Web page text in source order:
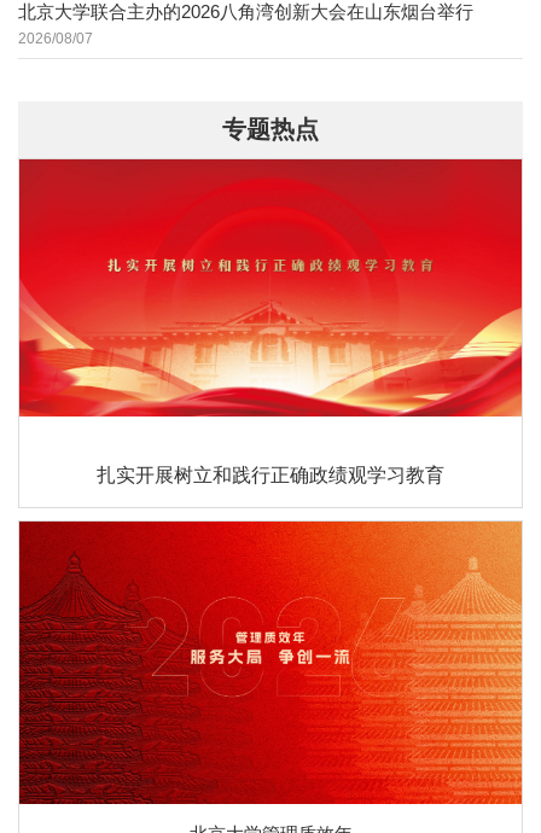
北京大学联合主办的2026八角湾创新大会在山东烟台举行
2026/08/07
专题热点
扎实开展树立和践行正确政绩观学习教育